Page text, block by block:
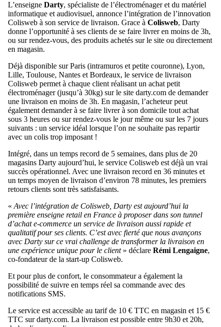
L’enseigne Darty, spécialiste de l’électroménager et du matériel
informatique et audiovisuel, annonce l’intégration de l’innovation
Colisweb à son service de livraison. Grace à Colisweb, Darty
donne l’opportunité à ses clients de se faire livrer en moins de 3h,
ou sur rendez-vous, des produits achetés sur le site ou directement
en magasin.
Déjà disponible sur Paris (intramuros et petite couronne), Lyon,
Lille, Toulouse, Nantes et Bordeaux, le service de livraison
Colisweb permet à chaque client réalisant un achat petit
électroménager (jusqu’à 30kg) sur le site darty.com de demander
une livraison en moins de 3h. En magasin, l’acheteur peut
également demander à se faire livrer à son domicile tout achat
sous 3 heures ou sur rendez-vous le jour même ou sur les 7 jours
suivants : un service idéal lorsque l’on ne souhaite pas repartir
avec un colis trop imposant !
Intégré, dans un temps record de 5 semaines, dans plus de 20
magasins Darty aujourd’hui, le service Colisweb est déjà un vrai
succès opérationnel. Avec une livraison record en 36 minutes et
un temps moyen de livraison d’environ 78 minutes, les premiers
retours clients sont très satisfaisants.
« Avec l’intégration de Colisweb, Darty est aujourd’hui la
première enseigne retail en France à proposer dans son tunnel
d’achat e-commerce un service de livraison aussi rapide et
qualitatif pour ses clients. C’est avec fierté que nous avançons
avec Darty sur ce vrai challenge de transformer la livraison en
une expérience unique pour le client» déclare Rémi Lengaigne,
co-fondateur de la start-up Colisweb.
Et pour plus de confort, le consommateur a également la
possibilité de suivre en temps réel sa commande avec des
notifications SMS.
Le service est accessible au tarif de 10 € TTC en magasin et 15 €
TTC sur darty.com. La livraison est possible entre 9h30 et 20h,